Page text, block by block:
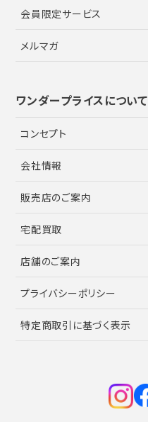
会員限定サービス
メルマガ
ワンダープライスについて
コンセプト
会社情報
販売店のご案内
宅配買取
店舗のご案内
プライバシーポリシー
特定商取引に基づく表示